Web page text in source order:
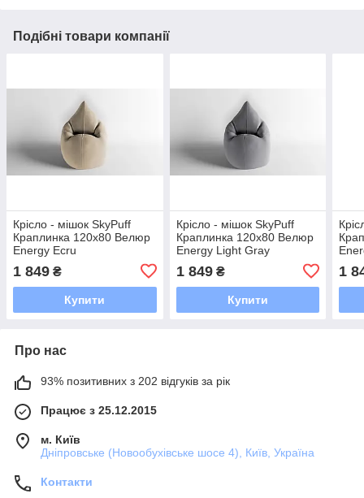
Подібні товари компанії
Крісло - мішок SkyPuff
Краплинка 120х80 Велюр
Energy Ecru
1 849 ₴
Купити
Крісло - мішок SkyPuff
Краплинка 120х80 Велюр
Energy Light Gray
1 849₴
Купити
1
Про нас
93% позитивних з 202 відгуків за рік
Працює з 25.12.2015
м. Київ
Дніпровське (Новообухівське шосе 4), Київ, Україна
Контакти